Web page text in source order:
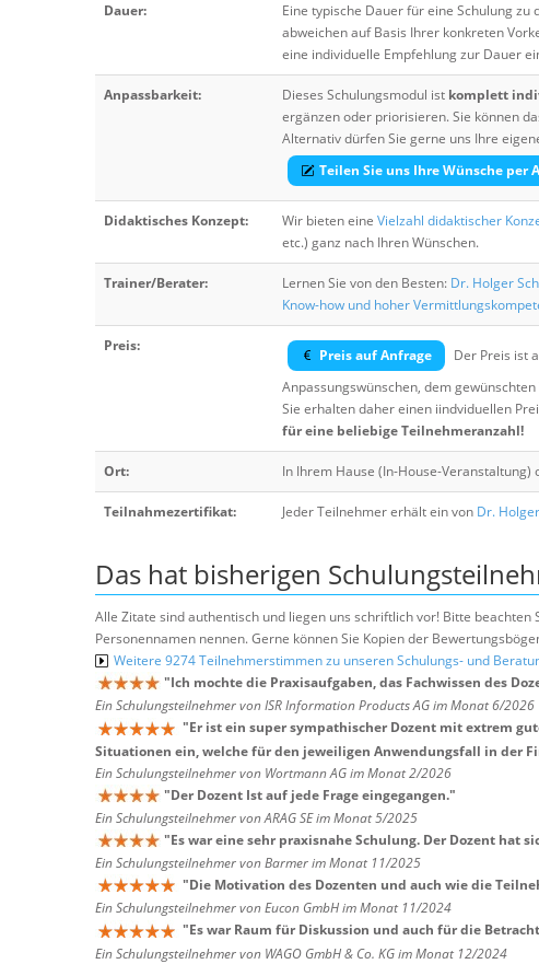
Dauer: Eine typische Dauer für eine Schulung zu
abweichen auf Basis Ihrer konkreten
eine individuelle Empfehlung zur Dauer
Anpassbarkeit: Dieses Schulungsmodul ist komplett
ergänzen oder priorisieren. Sie können
Alternativ dürfen Sie gerne uns Ihre
Teilen Sie uns Ihre Wünsche
Didaktisches Konzept: Wir bieten eine Vielzahl didaktischer
etc.) ganz nach Ihren Wünschen.
Trainer/Berater: Lernen Sie von den Besten: Dr. Holger
Know-how und hoher
Preis:
Preis auf Anfrage
Der Preis ist
Anpassungswünschen, dem
Sie erhalten daher einen iindviduellen
für eine beliebige Teilnehmeranzahl!
Ort: In Ihrem Hause (In-House-Veranstaltung)
Teilnahmezertifikat: Jeder Teilnehmer erhält ein von Dr.
Das hat bisherigen
Alle Zitate sind authentisch und liegen uns schriftlich vor! Bitte
Personennamen nennen. Gerne können Sie Kopien der
Weitere 9274 Teilnehmerstimmen zu unseren Schulungs- und
"Ich mochte die Praxisaufgaben, das Fachwissen des
Ein Schulungsteilnehmer von ISR Information Products AG im Monat 6/2026
"Er ist ein super sympathischer Dozent mit extrem
Situationen ein, welche für den jeweiligen Anwendungsfall in der
Ein Schulungsteilnehmer von Wortmann AG im Monat 2/2026
"Der Dozent Ist auf jede Frage eingegangen."
Ein Schulungsteilnehmer von ARAG SE im Monat 5/2025
"Es war eine sehr praxisnahe Schulung. Der Dozent hat
Ein Schulungsteilnehmer von Barmer im Monat 11/2025
"Die Motivation des Dozenten und auch wie die
Ein Schulungsteilnehmer von Eucon GmbH im Monat 11/2024
"Es war Raum für Diskussion und auch für die
Ein Schulungsteilnehmer von WAGO GmbH & Co. KG im Monat 12/2024